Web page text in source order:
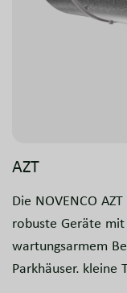
AZT
Die NOVENCO
robuste Geräte
wartungsarmem
Parkhäuser, kleine